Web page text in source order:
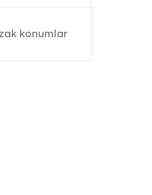
konumlar